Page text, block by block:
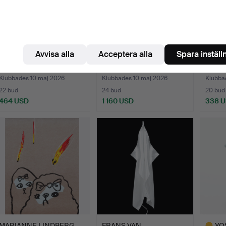
MARAKATT-
10 maj 2026
bud
USD
BENGT OLSON. Utan titel,
Klubbades 10 maj 2026
24 bud
1 160 USD
CARL
20 bud
338
Avvisa alla Acceptera alla Spara